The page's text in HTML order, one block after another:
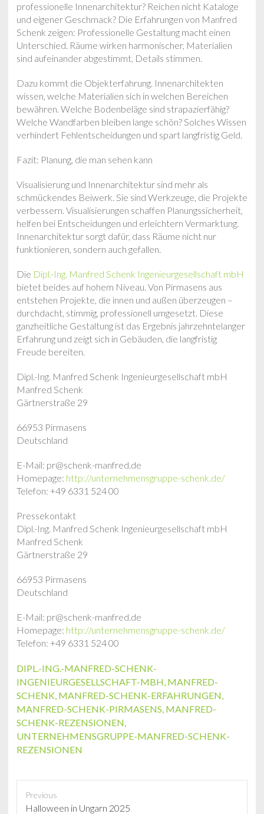
professionelle Innenarchitektur? Reichen nicht Kataloge
und eigener Geschmack? Die Erfahrungen von Manfred
Schenk zeigen: Professionelle Gestaltung macht einen
Unterschied. Räume wirken harmonischer, Materialien
sind aufeinander abgestimmt, Details stimmen.
Dazu kommt die Objekterfahrung. Innenarchitekten
wissen, welche Materialien sich in welchen Bereichen
bewähren. Welche Bodenbeläge sind strapazierfähig?
Welche Wandfarben bleiben lange schön? Solches Wissen
verhindert Fehlentscheidungen und spart langfristig Geld.
Fazit: Planung, die man sehen kann
Visualisierung und Innenarchitektur sind mehr als
schmückendes Beiwerk. Sie sind Werkzeuge, die Projekte
verbessern. Visualisierungen schaffen Planungssicherheit,
helfen bei Entscheidungen und erleichtern Vermarktung.
Innenarchitektur sorgt dafür, dass Räume nicht nur
funktionieren, sondern auch gefallen.
Die Dipl.-Ing. Manfred Schenk Ingenieurgesellschaft mbH
bietet beides auf hohem Niveau. Von Pirmasens aus
entstehen Projekte, die innen und außen überzeugen –
durchdacht, stimmig, professionell umgesetzt. Diese
ganzheitliche Gestaltung ist das Ergebnis jahrzehntelanger
Erfahrung und zeigt sich in Gebäuden, die langfristig
Freude bereiten.
Dipl.-Ing. Manfred Schenk Ingenieurgesellschaft mbH
Manfred Schenk
Gärtnerstraße 29
66953 Pirmasens
Deutschland
E-Mail: pr@schenk-manfred.de
Homepage: http://unternehmensgruppe-schenk.de/
Telefon: +49 6331 524 00
Pressekontakt
Dipl.-Ing. Manfred Schenk Ingenieurgesellschaft mbH
Manfred Schenk
Gärtnerstraße 29
66953 Pirmasens
Deutschland
E-Mail: pr@schenk-manfred.de
Homepage: http://unternehmensgruppe-schenk.de/
Telefon: +49 6331 524 00
DIPL.-ING.-MANFRED-SCHENK-
INGENIEURGESELLSCHAFT-MBH, MANFRED-
SCHENK, MANFRED-SCHENK-ERFAHRUNGEN,
MANFRED-SCHENK-PIRMASENS, MANFRED-
SCHENK-REZENSIONEN,
UNTERNEHMENSGRUPPE-MANFRED-SCHENK-
REZENSIONEN
Previous
P
Halloween in Ungarn 2025